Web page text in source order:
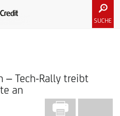
SUCHE
– Tech-Rally treibt
an